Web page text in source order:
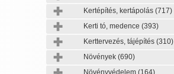
Kertépítés, kertápolás (717)
Kerti tó, medence (393)
Kerttervezés, tájépítés (310)
Növények (690)
Növényvédelem (164)